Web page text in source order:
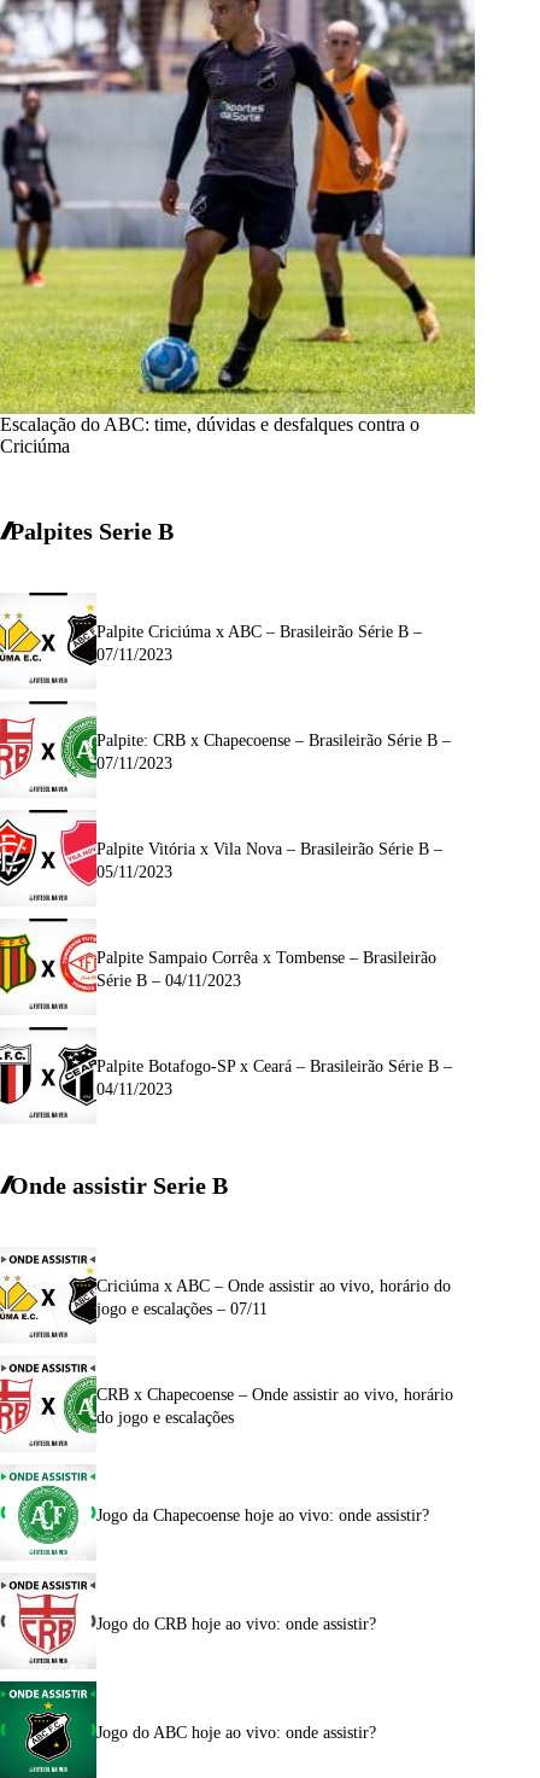
Escalação do ABC: time, dúvidas e desfalques contra o
Criciúma
Palpites Serie B
Palpite Criciúma x ABC – Brasileirão Série B –
07/11/2023
Palpite: CRB x Chapecoense – Brasileirão Série B –
07/11/2023
Palpite Vitória x Vila Nova – Brasileirão Série B –
05/11/2023
Palpite Sampaio Corrêa x Tombense – Brasileirão
Série B – 04/11/2023
Palpite Botafogo-SP x Ceará – Brasileirão Série B –
04/11/2023
Onde assistir Serie B
Criciúma x ABC – Onde assistir ao vivo, horário do
jogo e escalações – 07/11
CRB x Chapecoense – Onde assistir ao vivo, horário
do jogo e escalações
Jogo da Chapecoense hoje ao vivo: onde assistir?
Jogo do CRB hoje ao vivo: onde assistir?
Jogo do ABC hoje ao vivo: onde assistir?